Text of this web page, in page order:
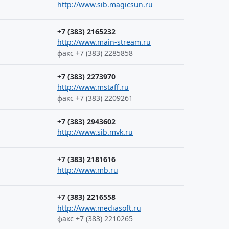
http://www.sib.magicsun.ru
+7 (383) 2165232
http://www.main-stream.ru
факс +7 (383) 2285858
+7 (383) 2273970
http://www.mstaff.ru
факс +7 (383) 2209261
+7 (383) 2943602
http://www.sib.mvk.ru
+7 (383) 2181616
http://www.mb.ru
+7 (383) 2216558
http://www.mediasoft.ru
факс +7 (383) 2210265